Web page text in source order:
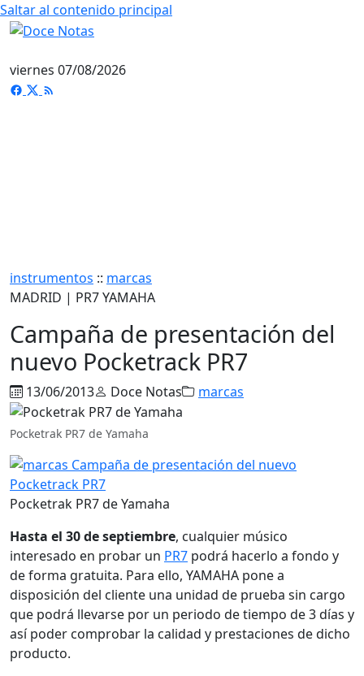
Saltar al contenido principal
viernes 07/08/2026
instrumentos :: marcas
MADRID | PR7 YAMAHA
Campaña de presentación del
nuevo Pocketrack PR7
13/06/2013 Doce Notas marcas
Pocketrak PR7 de Yamaha
Pocketrak PR7 de Yamaha
Hasta el 30 de septiembre, cualquier músico
interesado en probar un PR7 podrá hacerlo a fondo y
de forma gratuita. Para ello, YAMAHA pone a
disposición del cliente una unidad de prueba sin cargo
que podrá llevarse por un periodo de tiempo de 3 días y
así poder comprobar la calidad y prestaciones de dicho
producto.